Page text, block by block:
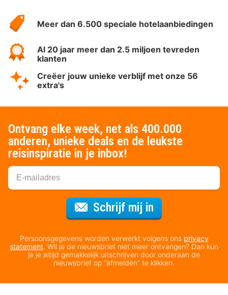
HotelSpecials
Meer dan 6.500 speciale hotelaanbiedingen
Al 20 jaar meer dan 2.5 miljoen tevreden
klanten
Creëer jouw unieke verblijf met onze 56
extra's
Ontvang elke week, net als 400.000
anderen, unieke deals en de leukste
reisinspiratie in je inbox!
Schrijf mij in
Persoonsgegevens worden verwerkt volgens ons privacy
statement. Wil je de nieuwsbrief niet meer ontvangen? Dan kun
je je altijd gemakkelijk uitschrijven door onderaan de
nieuwsbrief op “afmelden” te klikken.